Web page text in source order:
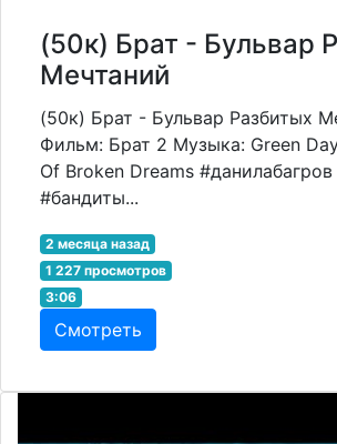
(50к) Брат - Бульвар
Мечтаний
(50к) Брат - Бульвар Разбитых
Фильм: Брат 2 Музыка: Green
Of Broken Dreams #данилабагров
#бандиты...
2 месяца назад
1 227 просмотров
3:06
Смотреть